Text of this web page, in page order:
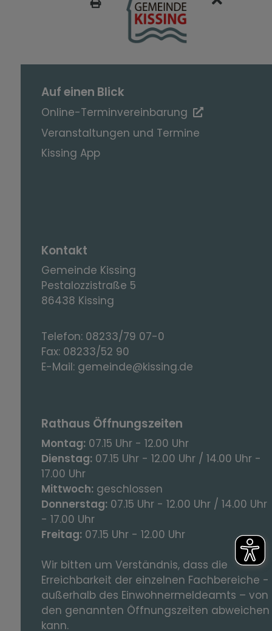
Auf einen Blick
Online-Terminvereinbarung
Veranstaltungen und Termine
Kissing App
Kontakt
Gemeinde Kissing
Pestalozzistraße 5
86438 Kissing
Telefon: 08233/79 07-0
Fax: 08233/52 90
E-Mail: gemeinde@kissing.de
Rathaus Öffnungszeiten
Montag: 07.15 Uhr - 12.00 Uhr
Dienstag: 07.15 Uhr - 12.00 Uhr / 14.00 Uhr -
17.00 Uhr
Mittwoch: geschlossen
Donnerstag: 07.15 Uhr - 12.00 Uhr / 14.00 Uhr
- 17.00 Uhr
Freitag: 07.15 Uhr - 12.00 Uhr
Wir bitten um Verständnis, dass die
Erreichbarkeit der einzelnen Fachbereiche -
außerhalb des Einwohnermeldeamts – von
den genannten Öffnungszeiten abweichen
kann.